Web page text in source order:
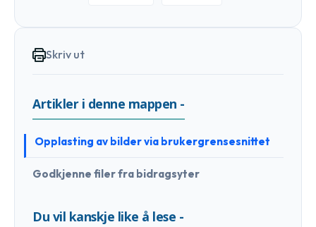
Skriv ut
Artikler i denne mappen -
Opplasting av bilder via brukergrensesnittet
Godkjenne filer fra bidragsyter
Du vil kanskje like å lese -